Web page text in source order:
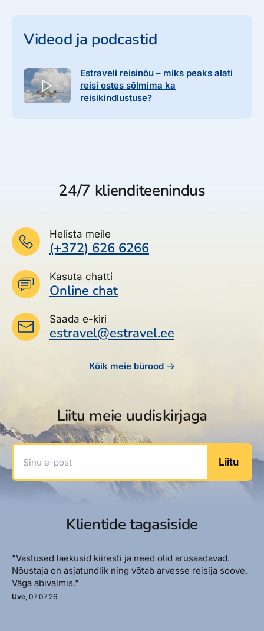
Videod ja podcastid
Estraveli reisinõu – miks peaks alati
reisi ostes sõlmima ka
reisikindlustuse?
24/7 klienditeenindus
Helista meile
(+372) 626 6266
Kasuta chatti
Online chat
Saada e-kiri
estravel@estravel.ee
Kõik meie bürood
Liitu meie uudiskirjaga
Sinu e-post
Liitu
Klientide tagasiside
"Vastused laekusid kiiresti ja need olid arusaadavad.
Nõustaja on asjatundlik ning võtab arvesse reisija soove.
Väga abivalmis."
Uve, 07.07.26